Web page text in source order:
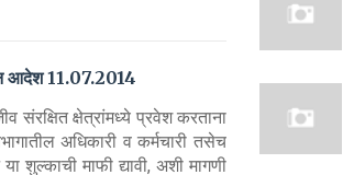
आदेश 11.07.2014
संरक्षित क्षेत्रांमध्ये प्रवेश करताना
अधिकारी व कर्मचारी तसेच
शुल्काची माफी द्यावी, अशी मागणी